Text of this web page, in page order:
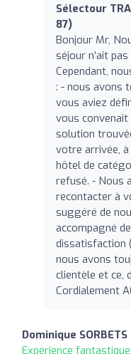
Sélectour
87)
Bonjour Mr,
séjour n’ait
Cependant,
: - nous avons
vous aviez
vous convenait
solution
votre arrivée,
hôtel de
refusé. - Nous
recontacter à
suggéré de
accompagné
dissatisfaction
nous avons
clientèle et ce,
Cordialement
Dominique SORBETS
Expérience fantastique: